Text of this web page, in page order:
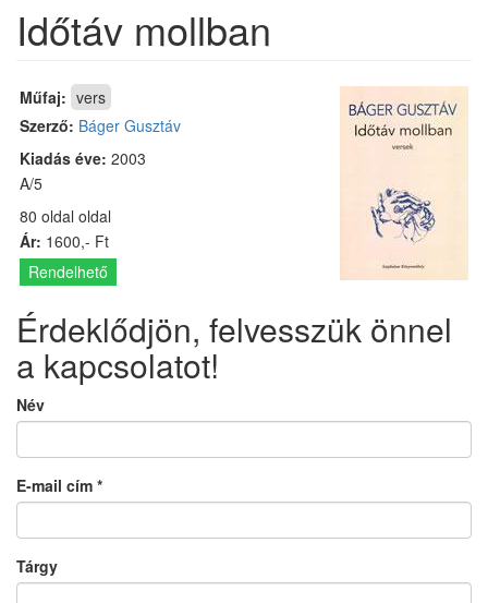
Időtáv mollban
Műfaj: vers
Szerző: Báger Gusztáv
Kiadás éve: 2003
A/5
80 oldal oldal
Ár: 1600,- Ft
Rendelhető
Érdeklődjön, felvesszük önnel
a kapcsolatot!
Név
E-mail cím *
Tárgy